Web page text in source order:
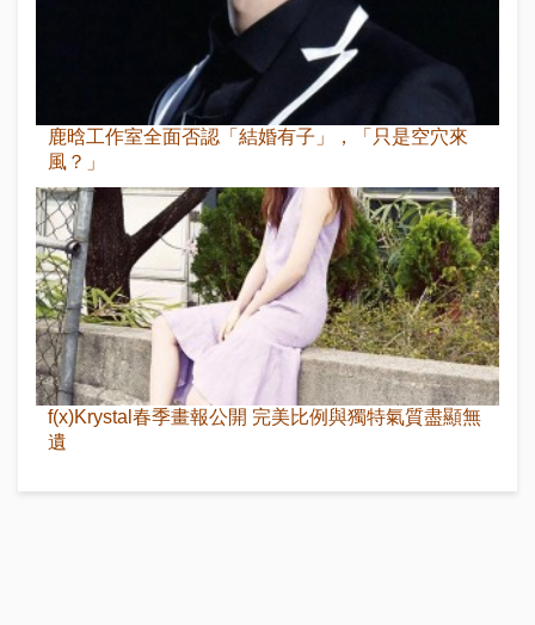
鹿晗工作室全面否認「結婚有子」，「只是空穴來
風？」
f(x)Krystal春季畫報公開 完美比例與獨特氣質盡顯無
遺